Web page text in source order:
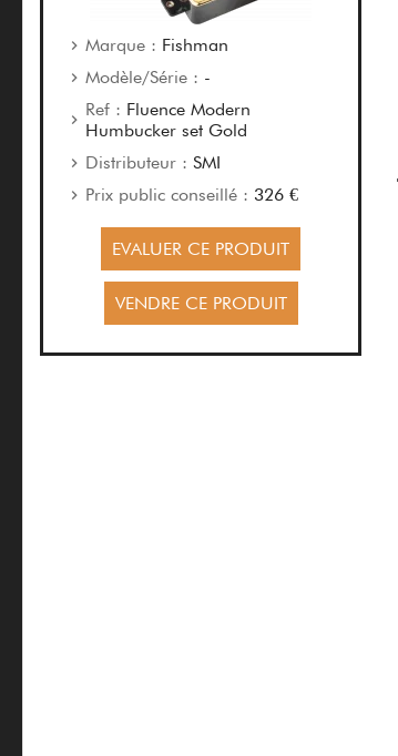
Marque : Fishman
Modèle/Série : -
Ref : Fluence Modern
Humbucker set Gold
Distributeur : SMI
Prix public conseillé : 326 €
EVALUER CE PRODUIT
VENDRE CE PRODUIT